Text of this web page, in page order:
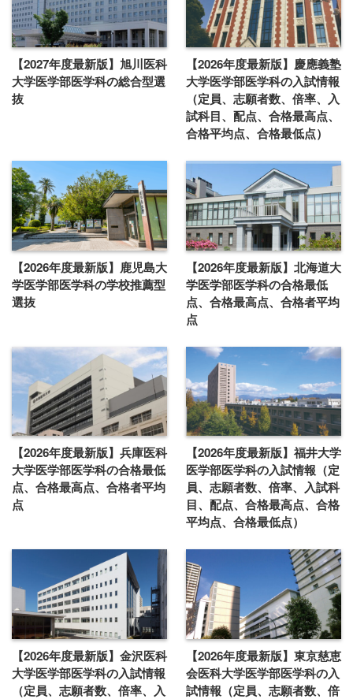
【2027年度最新版】旭川医科
大学医学部医学科の総合型選
抜
【2026年度最新版】慶應義塾
大学医学部医学科の入試情報
（定員、志願者数、倍率、入
試科目、配点、合格最高点、
合格平均点、合格最低点）
【2026年度最新版】鹿児島大
学医学部医学科の学校推薦型
選抜
【2026年度最新版】北海道大
学医学部医学科の合格最低
点、合格最高点、合格者平均
点
【2026年度最新版】兵庫医科
大学医学部医学科の合格最低
点、合格最高点、合格者平均
点
【2026年度最新版】福井大学
医学部医学科の入試情報（定
員、志願者数、倍率、入試科
目、配点、合格最高点、合格
平均点、合格最低点）
【2026年度最新版】金沢医科
大学医学部医学科の入試情報
（定員、志願者数、倍率、入
【2026年度最新版】東京慈恵
会医科大学医学部医学科の入
試情報（定員、志願者数、倍